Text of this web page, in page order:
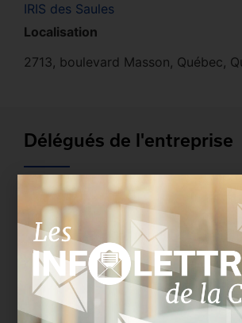
IRIS des Saules
Localisation
2713, boulevard Masson, Québec,
Délégués de l'entreprise
Les entreprises membres peuvent
version plus détaillée du répertoire
sécurisé.
Connectez-vous
afin de
profil complet des entreprises
coordonnées des délégués inscrits.
pas membre? N'attendez plus et